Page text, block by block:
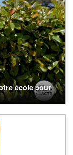
école pour